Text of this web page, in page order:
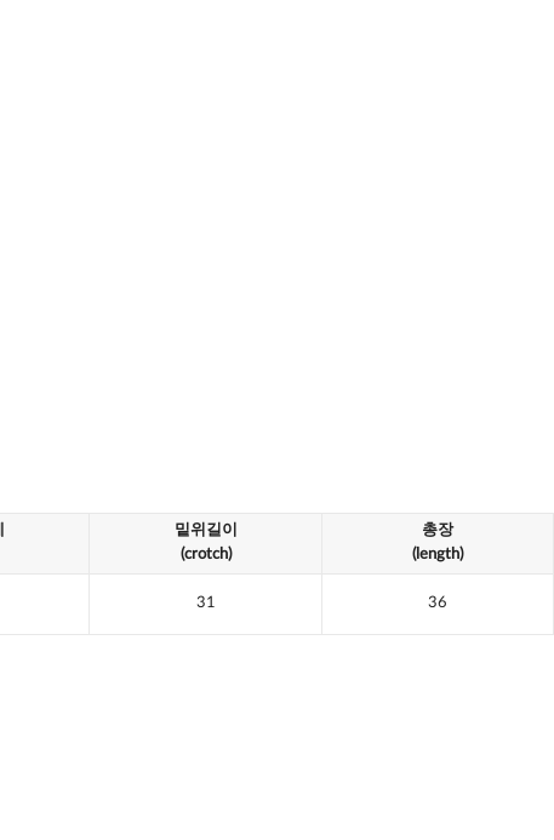
밑위길이
(crotch)
총장
(length)
31 36